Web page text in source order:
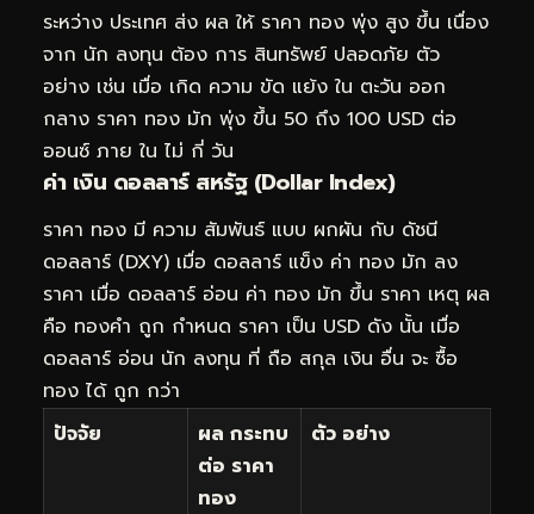
ระหว่าง ประเทศ ส่ง ผล ให้ ราคา ทอง พุ่ง สูง ขึ้น เนื่อง
จาก นัก ลงทุน ต้อง การ สินทรัพย์ ปลอดภัย ตัว
อย่าง เช่น เมื่อ เกิด ความ ขัด แย้ง ใน ตะวัน ออก
กลาง ราคา ทอง มัก พุ่ง ขึ้น 50 ถึง 100 USD ต่อ
ออนซ์ ภาย ใน ไม่ กี่ วัน
ค่า เงิน ดอลลาร์ สหรัฐ (Dollar Index)
ราคา ทอง มี ความ สัมพันธ์ แบบ ผกผัน กับ ดัชนี
ดอลลาร์ (DXY) เมื่อ ดอลลาร์ แข็ง ค่า ทอง มัก ลง
ราคา เมื่อ ดอลลาร์ อ่อน ค่า ทอง มัก ขึ้น ราคา เหตุ ผล
คือ ทองคำ ถูก กำหนด ราคา เป็น USD ดัง นั้น เมื่อ
ดอลลาร์ อ่อน นัก ลงทุน ที่ ถือ สกุล เงิน อื่น จะ ซื้อ
ทอง ได้ ถูก กว่า
ปัจจัย
ผล กระทบ
ต่อ ราคา
ทอง
ตัว อย่าง